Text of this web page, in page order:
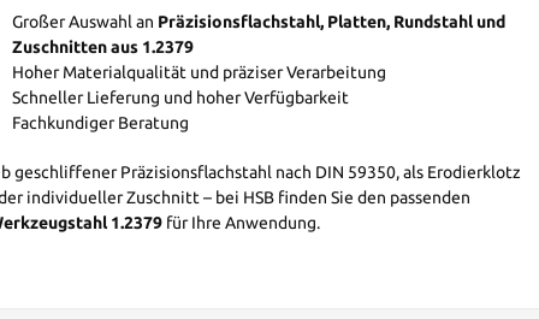
Großer Auswahl an Präzisionsflachstahl, Platten, Rundstahl und
Zuschnitten aus 1.2379
Hoher Materialqualität und präziser Verarbeitung
Schneller Lieferung und hoher Verfügbarkeit
Fachkundiger Beratung
geschliffener Präzisionsflachstahl nach DIN 59350, als Erodierklotz
individueller Zuschnitt – bei HSB finden Sie den passenden
1.2379 für Ihre Anwendung.